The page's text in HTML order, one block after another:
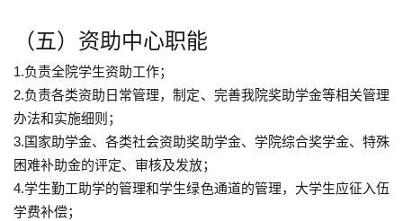
（五）资助中心职能
1.负责全院学生资助工作；
2.负责各类资助日常管理，制定、完善我院奖助学金等相关管理
办法和实施细则；
3.国家助学金、各类社会资助奖助学金、学院综合奖学金、特殊
困难补助金的评定、审核及发放；
4.学生勤工助学的管理和学生绿色通道的管理，大学生应征入伍
学费补偿；